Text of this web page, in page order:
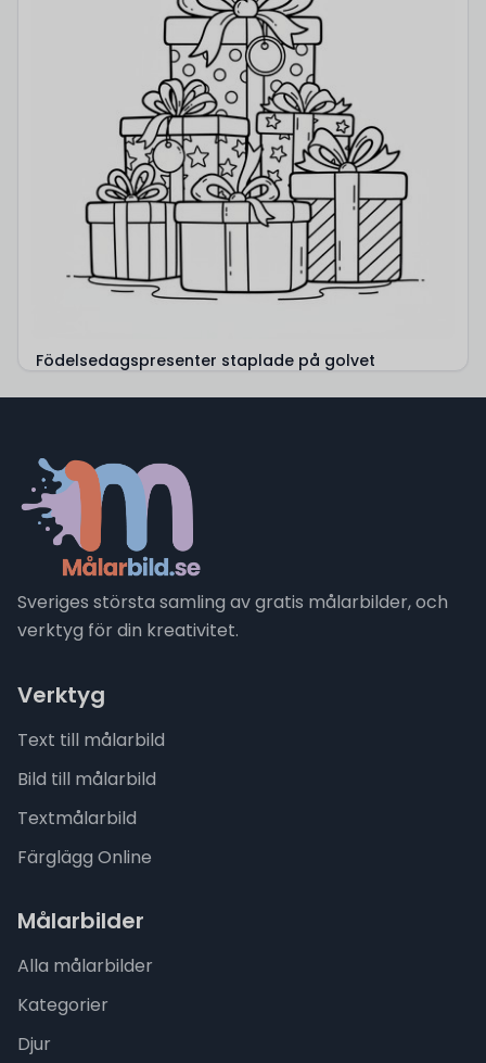
Födelsedagspresenter staplade på golvet
Sveriges största samling av gratis målarbilder, och
verktyg för din kreativitet.
Verktyg
Text till målarbild
Bild till målarbild
Textmålarbild
Färglägg Online
Målarbilder
Alla målarbilder
Kategorier
Djur